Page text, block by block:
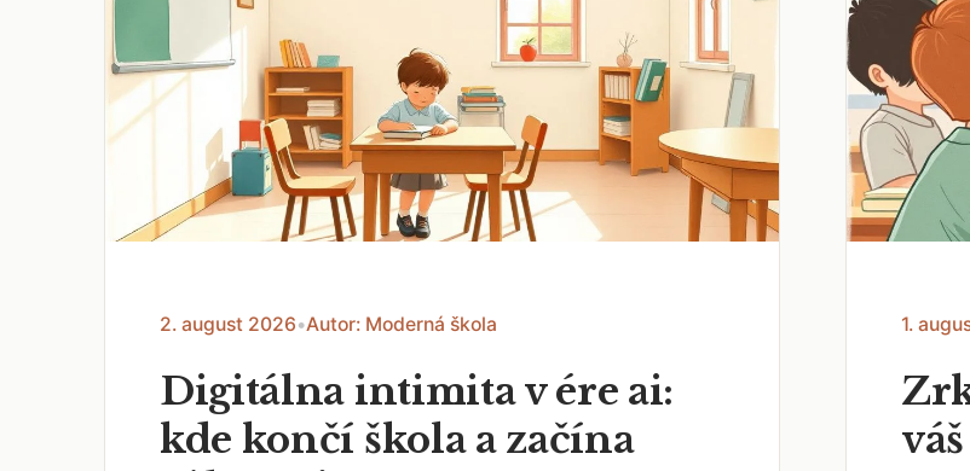
2. august 2026•Autor: Moderná škola
Digitálna intimita v ére ai:
kde končí škola a začína
1.